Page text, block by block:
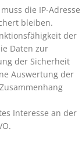
die IP-Adresse
bleiben.
der
Daten zur
der Sicherheit
Auswertung der
Interesse an der